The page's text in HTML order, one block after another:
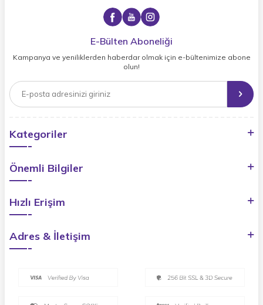
E-Bülten Aboneliği
Kampanya ve yeniliklerden haberdar olmak için e-bültenimize abone
olun!
Kategoriler
Önemli Bilgiler
Hızlı Erişim
Adres & İletişim